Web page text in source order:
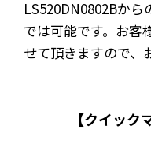
LS520DN0802Bか
では可能です。お客
せて頂きますので、
【クイック